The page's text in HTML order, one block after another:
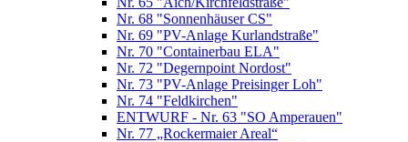
Nr. 68 "Sonnenhäuser CS"
Nr. 69 "PV-Anlage Kurlandstraße"
Nr. 70 "Containerbau ELA"
Nr. 72 "Degernpoint Nordost"
Nr. 73 "PV-Anlage Preisinger Loh"
Nr. 74 "Feldkirchen"
ENTWURF - Nr. 63 "SO Amperauen"
Nr. 77 „Rockermaier Areal“